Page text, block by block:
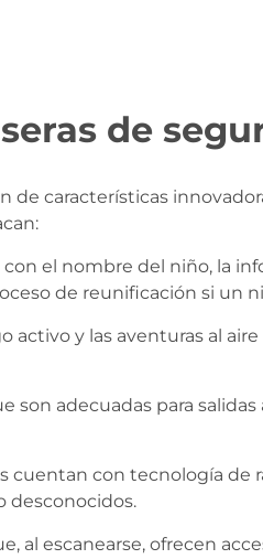
de
de características
el nombre del niño, la
de reunificación si un
activo y las aventuras al
son adecuadas para
cuentan con tecnología
desconocidos.
al escanearse, ofrecen